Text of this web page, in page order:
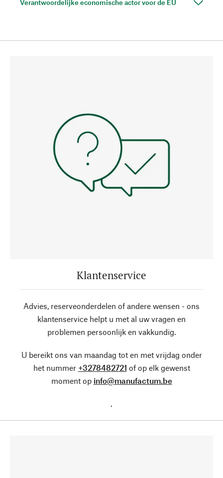
Verantwoordelijke economische actor voor de EU
Klantenservice
Advies, reserveonderdelen of andere wensen - ons
klantenservice helpt u met al uw vragen en
problemen persoonlijk en vakkundig.
U bereikt ons van maandag tot en met vrijdag onder
het nummer +3278482721 of op elk gewenst
moment op info@manufactum.be
.